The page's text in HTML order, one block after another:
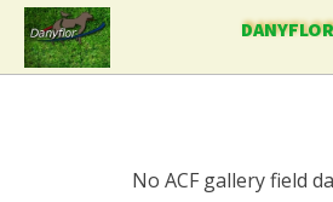
DANYFLOR
No ACF gallery field